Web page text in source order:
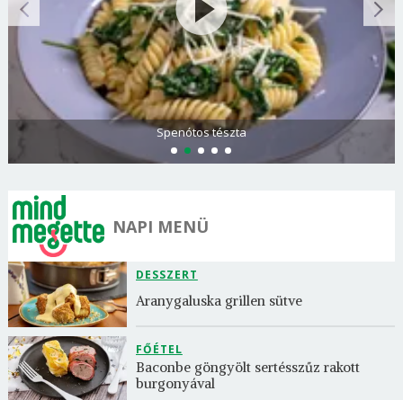
Görögdinnye-limonádé
NAPI MENÜ
DESSZERT
Aranygaluska grillen sütve
FŐÉTEL
Baconbe göngyölt sertésszűz rakott
burgonyával